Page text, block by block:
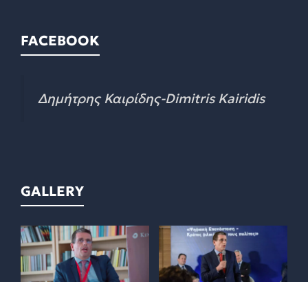
FACEBOOK
Δημήτρης Καιρίδης-Dimitris Kairidis
GALLERY